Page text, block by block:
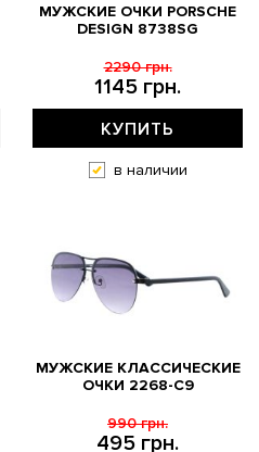
МУЖСКИЕ ОЧКИ PORSCHE
DESIGN 8738SG
1145 грн.
2290 грн.
КУПИТЬ
в наличии
МУЖСКИЕ КЛАССИЧЕСКИЕ
ОЧКИ 2268-C9
495 грн.
990 грн.